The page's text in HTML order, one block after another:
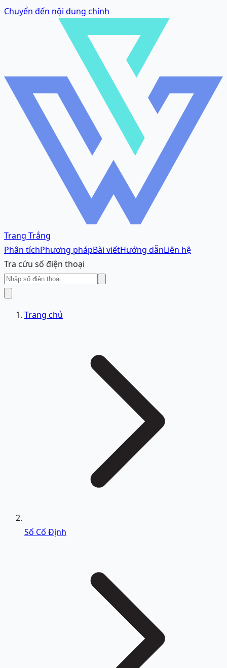
Chuyển đến nội dung chính
Trang Trắng
Phân tíchPhương phápBài viếtHướng dẫnLiên hệ
Tra cứu số điện thoại
Trang chủ
Số Cố Định